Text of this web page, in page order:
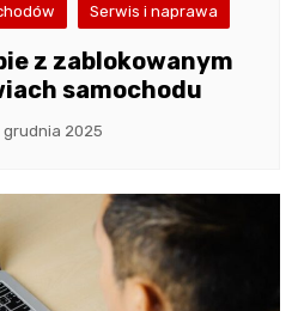
Serwis i naprawa
z zablokowanym
samochodu
grudnia 2025